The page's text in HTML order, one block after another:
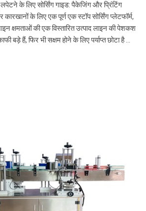
के लिए सोर्सिंग गाइड: पैकेजिंग और प्रिंटिंग
कारखानों के लिए एक पूर्ण एक स्टॉप सोर्सिंग प्लेटफॉर्म,
क्षमताओं की एक विस्तारित उत्पाद लाइन की पेशकश
बड़े हैं, फिर भी सक्षम होने के लिए पर्याप्त छोटा है …